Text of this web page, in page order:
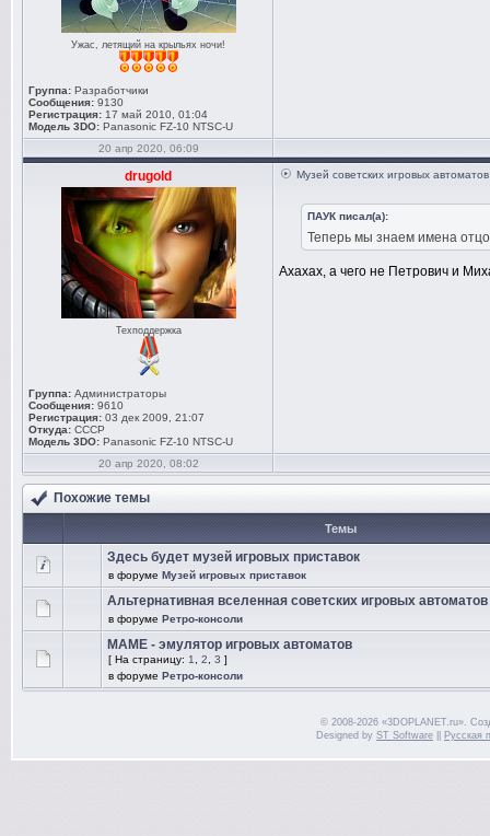
Ужас, летящий на крыльях ночи!
Группа: Разработчики
Сообщения: 9130
Регистрация: 17 май 2010, 01:04
Модель 3DO: Panasonic FZ-10 NTSC-U
20 апр 2020, 06:09
drugold
Техподдержка
Группа: Администраторы
Сообщения: 9610
Регистрация: 03 дек 2009, 21:07
Откуда: СССР
Модель 3DO: Panasonic FZ-10 NTSC-U
Музей советских игровых автоматов
ПАУК писал(а):
Теперь мы знаем имена
Ахахах, а чего не Петрович и
20 апр 2020, 08:02
Похожие темы
Темы
Здесь будет музей игровых приставок
в форуме Музей игровых приставок
Альтернативная вселенная советских игровых
в форуме Ретро-консоли
MAME - эмулятор игровых автоматов
[ На страницу: 1 2 3 ]
в форуме Ретро-консоли
© 2008-2026 «3DOPLANET.ru».
Designed by ST Software Русская